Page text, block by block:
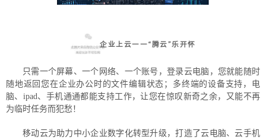
企业上云——“腾云”乐开怀
只需一个屏幕、一个网络、一个账号，登录云电脑，您就能随时
随地返回您在企业办公时的文件编辑状态；多终端的设备支持，电
脑、ipad、手机通通都能支持工作，让您在惊叹新奇之余，又能不再
为临时任务而犯愁！
移动云为助力中小企业数字化转型升级，打造了云电脑、云手机